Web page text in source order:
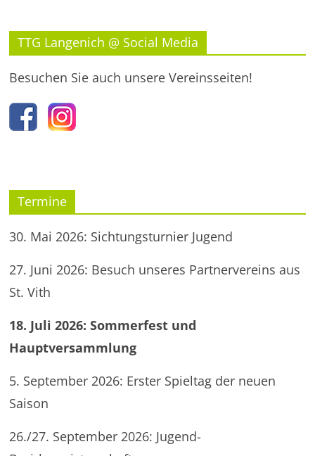
TTG Langenich @ Social Media
Besuchen Sie auch unsere Vereinsseiten!
Termine
30. Mai 2026: Sichtungsturnier Jugend
27. Juni 2026: Besuch unseres Partnervereins aus
St. Vith
18. Juli 2026: Sommerfest und
Hauptversammlung
5. September 2026: Erster Spieltag der neuen
Saison
26./27. September 2026: Jugend-